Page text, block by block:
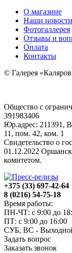
О магазине
Наши новости
Фотогаллерея
Отзывы и
Оплата
Контакты
© Галерея
Общество с
391983406
Юр.адрес: 211391,
11, пом. 42, ком. 1
Свидетельство о
01.12.2022
комитетом.
+375 (33) 697-42-64
8 (0216) 54-75-18
Время работы:
ПН-ЧТ: с 9:00 до
ПТ: с 9:00 до 16:00
СУБ, ВС -
Задать вопрос
Заказать звонок